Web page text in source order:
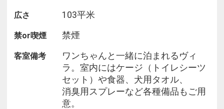
部制：9:00
【取れたて野菜】 nouniyell
部制：7:30 / 8:30 / 9:30
ワンちゃん同行可能席
部制：7:30 / 9:00
広さ 103平米
禁or喫煙 禁煙
客室備考
ワンちゃんと一緒に泊まれるヴィ
ラ。室内にはケージ（トイレシーツ
セット）や食器、犬用タオル、
消臭用スプレーなど各種備品もご用
意。